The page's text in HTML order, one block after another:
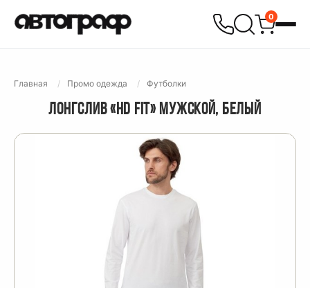
0
Главная Промо одежда Футболки
ЛОНГСЛИВ «HD FIT» МУЖСКОЙ, БЕЛЫЙ